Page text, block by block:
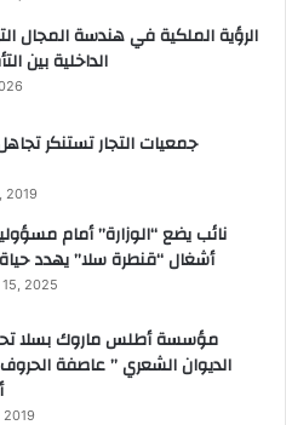
الداخلية بين
جمعيات التجار تستنكر
2019
نائب يضع “الوزارة” أمام
أشغال “قنطرة سلا” يهدد
2025
مؤسسة أطلس ماروك بسلا
الديوان الشعري ” عاصفة الحروف
2019